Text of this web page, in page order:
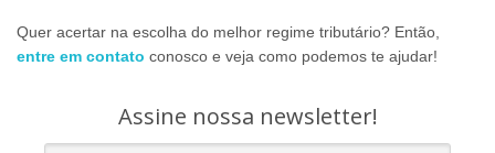
Quer acertar na escolha do melhor regime tributário? Então,
entre em contato conosco e veja como podemos te ajudar!
Assine nossa newsletter!